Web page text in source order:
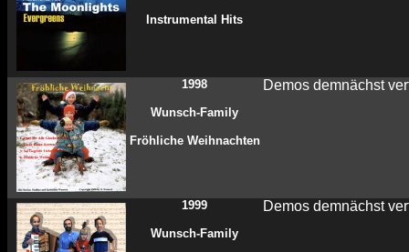
Instrumental Hits
1998
Wunsch-Family
Fröhliche Weihnachten
Demos demnächst
1999
Wunsch-Family
Demos demnächst